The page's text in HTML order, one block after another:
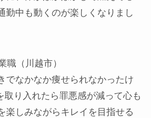
勤中も動くのが楽しくなりまし
職（川越市）
でなかなか痩せられなかったけ
取り入れたら罪悪感が減って心も
楽しみながらキレイを目指せる